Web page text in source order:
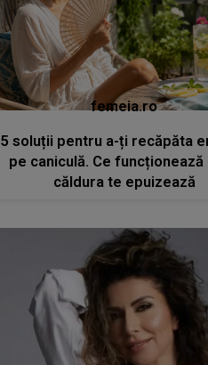
femeia.ro
5 soluții pentru a-ți recăpăta
pe caniculă. Ce funcționează
căldura te epuizează